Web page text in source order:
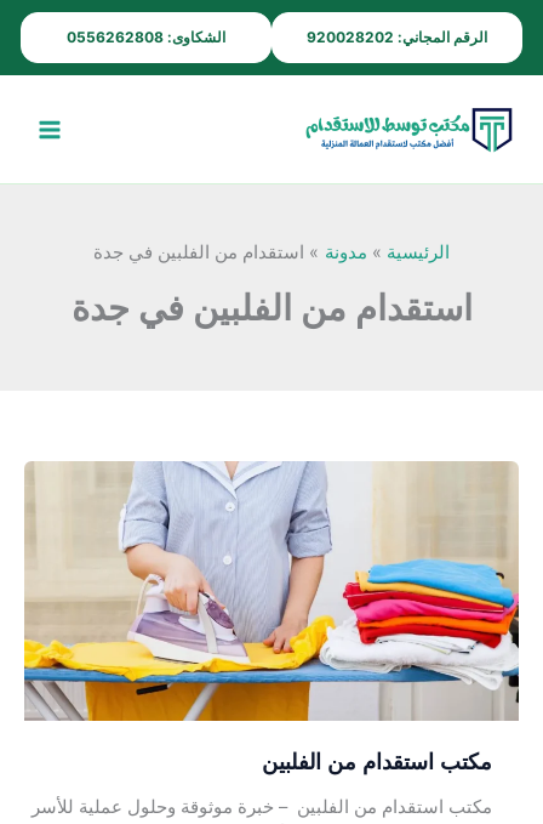
الرقم المجاني: 920028202 الشكاوى: 0556262808
تخطي
إلى
المحتوى
الرئيسية مدونة استقدام من الفلبين في جدة
استقدام من الفلبين في جدة
مكتب استقدام من الفلبين
مكتب استقدام من الفلبين – خبرة موثوقة وحلول عملية للأسر
الفلبين